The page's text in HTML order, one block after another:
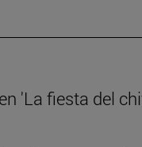
'La fiesta del